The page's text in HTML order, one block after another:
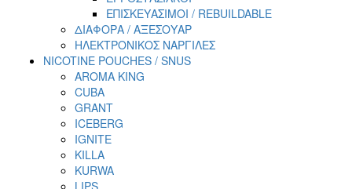
ΕΠΙΣΚΕΥΑΣΙΜΟΙ / REBUILDABLE
ΔΙΑΦΟΡΑ / ΑΞΕΣΟΥΑΡ
ΗΛΕΚΤΡΟΝΙΚΟΣ ΝΑΡΓΙΛΕΣ
NICOTINE POUCHES / SNUS
AROMA KING
CUBA
GRANT
ICEBERG
IGNITE
KILLA
KURWA
LIPS